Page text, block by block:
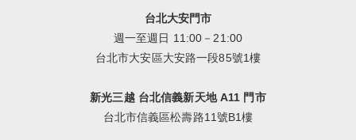
台北大安門市
週一至週日 11:00－21:00
台北市大安區大安路一段85號1樓
新光三越 台北信義新天地 A11 門市
台北市信義區松壽路11號B1樓